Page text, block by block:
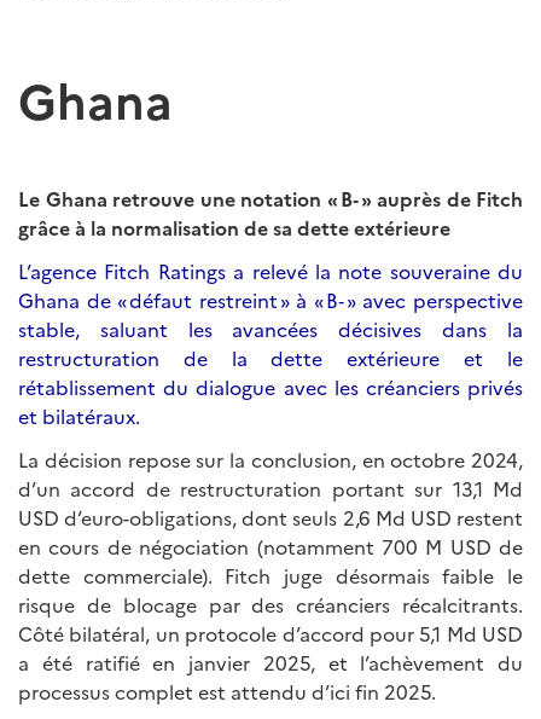
Ghana
Le Ghana retrouve une notation « B‑ » auprès de Fitch
grâce à la normalisation de sa dette extérieure
L’agence Fitch Ratings a relevé la note souveraine du
Ghana de « défaut restreint » à « B‑ » avec perspective
stable, saluant les avancées décisives dans la
restructuration de la dette extérieure et le
rétablissement du dialogue avec les créanciers privés
et bilatéraux.
La décision repose sur la conclusion, en octobre 2024,
d’un accord de restructuration portant sur 13,1 Md
USD d’euro-obligations, dont seuls 2,6 Md USD restent
en cours de négociation (notamment 700 M USD de
dette commerciale). Fitch juge désormais faible le
risque de blocage par des créanciers récalcitrants.
Côté bilatéral, un protocole d’accord pour 5,1 Md USD
a été ratifié en janvier 2025, et l’achèvement du
processus complet est attendu d’ici fin 2025.